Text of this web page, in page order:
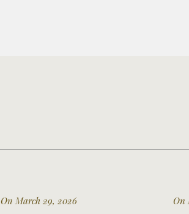
On March 29, 2026 On